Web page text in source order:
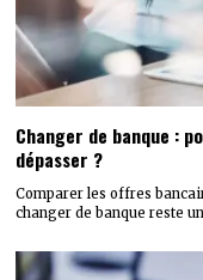
Changer de banque :
dépasser ?
Comparer les offres
changer de banque reste